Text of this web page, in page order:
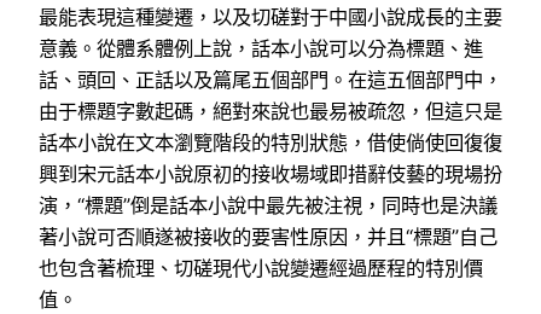
最能表現這種變遷，以及切磋對于中國小說成長的主要
意義。從體系體例上說，話本小說可以分為標題、進
話、頭回、正話以及篇尾五個部門。在這五個部門中，
由于標題字數起碼，絕對來說也最易被疏忽，但這只是
話本小說在文本瀏覽階段的特別狀態，借使倘使回復復
興到宋元話本小說原初的接收場域即措辭伎藝的現場扮
演，“標題”倒是話本小說中最先被注視，同時也是決議
著小說可否順遂被接收的要害性原因，并且“標題”自己
也包含著梳理、切磋現代小說變遷經過歷程的特別價
值。